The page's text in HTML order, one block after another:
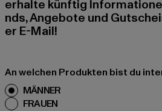
erhalte künftig
nds, Angebote und
er E-Mail!
An welchen Produkten bist du
MÄNNER
FRAUEN